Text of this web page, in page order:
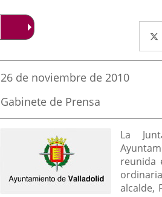
Fecha
la
noticia
26 de noviembre de 2010
Fuente
la
Gabinete de Prensa
Descripción
La
reunida
alcalde,